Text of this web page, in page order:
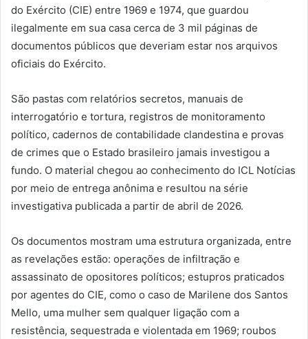
do Exército (CIE) entre 1969 e 1974, que guardou
ilegalmente em sua casa cerca de 3 mil páginas de
documentos públicos que deveriam estar nos arquivos
oficiais do Exército.
São pastas com relatórios secretos, manuais de
interrogatório e tortura, registros de monitoramento
político, cadernos de contabilidade clandestina e provas
de crimes que o Estado brasileiro jamais investigou a
fundo. O material chegou ao conhecimento do ICL Notícias
por meio de entrega anônima e resultou na série
investigativa publicada a partir de abril de 2026.
Os documentos mostram uma estrutura organizada, entre
as revelações estão: operações de infiltração e
assassinato de opositores políticos; estupros praticados
por agentes do CIE, como o caso de Marilene dos Santos
Mello, uma mulher sem qualquer ligação com a
resistência, sequestrada e violentada em 1969; roubos